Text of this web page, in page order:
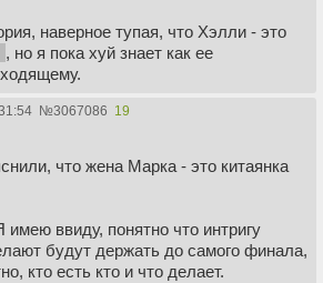
наверное тупая, что Хэлли - это
, но я пока хуй знает как ее
№3067086 19
что жена Марка - это китаянка
имею ввиду, понятно что интригу
будут держать до самого финала,
кто есть кто и что делает.